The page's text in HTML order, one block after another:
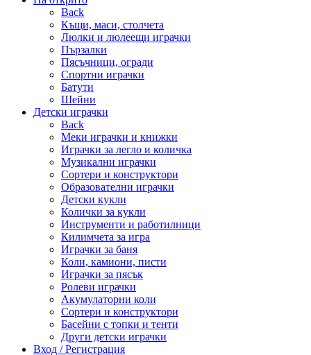
Back
Къщи, маси, столчета
Люлки и люлеещи играчки
Пързалки
Пясъчници, огради
Спортни играчки
Батути
Шейни
Детски играчки
Back
Меки играчки и книжки
Играчки за легло и количка
Музикални играчки
Сортери и конструктори
Образователни играчки
Детски кукли
Колички за кукли
Инструменти и работилници
Килимчета за игра
Играчки за баня
Коли, камиони, писти
Играчки за пясък
Ролеви играчки
Акумулаторни коли
Сортери и конструктори
Басейни с топки и тенти
Други детски играчки
Вход / Регистрация